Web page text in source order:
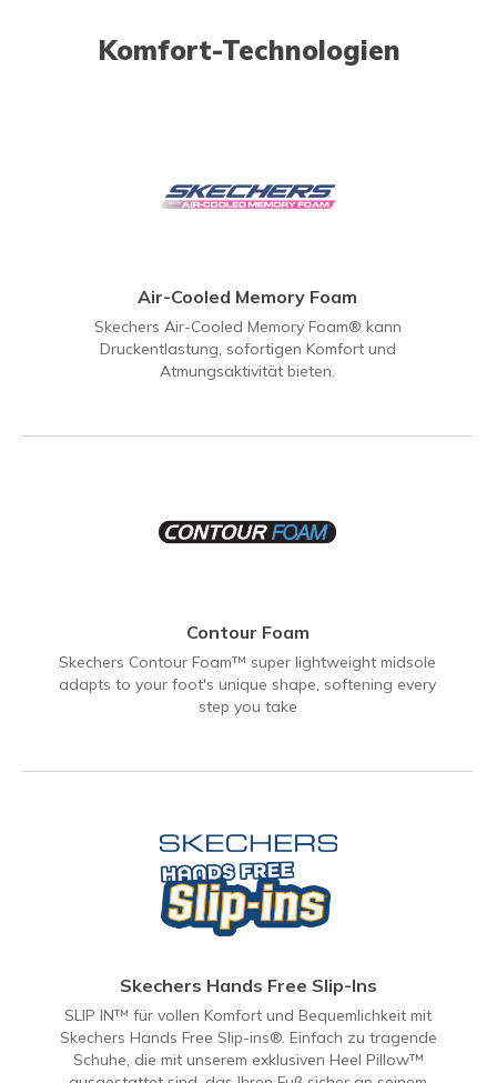
Komfort-Technologien
Air-Cooled Memory Foam
Skechers Air-Cooled Memory Foam® kann
Druckentlastung, sofortigen Komfort und
Atmungsaktivität bieten.
Contour Foam
Skechers Contour Foam™ super lightweight midsole
adapts to your foot's unique shape, softening every
step you take
Skechers Hands Free Slip-Ins
SLIP IN™ für vollen Komfort und Bequemlichkeit mit
Skechers Hands Free Slip-ins®. Einfach zu tragende
Schuhe, die mit unserem exklusiven Heel Pillow™